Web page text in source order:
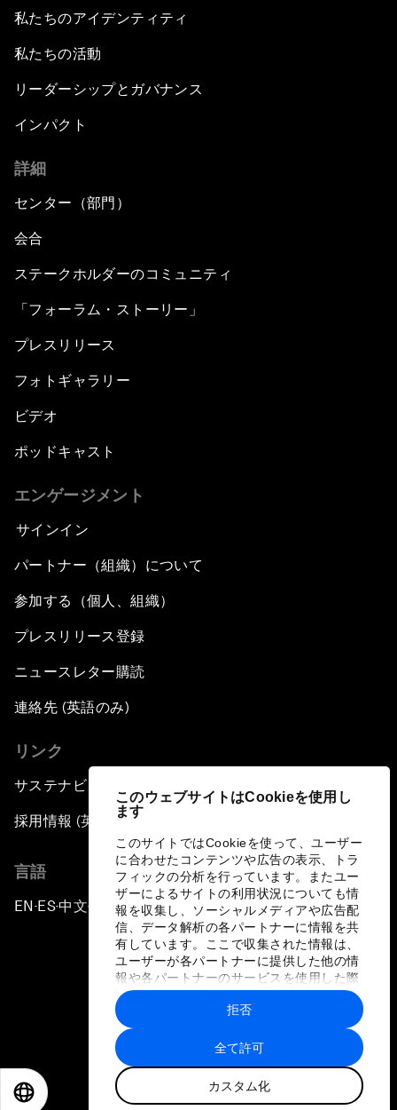
このウェブサイトはCookieを使用し
ます
このサイトではCookieを使って、ユーザー
に合わせたコンテンツや広告の表示、トラ
フィックの分析を行っています。またユー
ザーによるサイトの利用状況についても情
報を収集し、ソーシャルメディアや広告配
信、データ解析の各パートナーに情報を共
有しています。ここで収集された情報は、
ユーザーが各パートナーに提供した他の情
報や各パートナーのサービスを使用した際
に収集された情報と組み合わされ、各パー
トナーによって使用されることがありま
す。
全て許可
カスタム化
拒否
私たちのアイデンティティ
私たちの活動
リーダーシップとガバナンス
インパクト
詳細
センター（部門）
会合
ステークホルダーのコミュニティ
「フォーラム・ストーリー」
プレスリリース
フォトギャラリー
ビデオ
ポッドキャスト
エンゲージメント
サインイン
パートナー（組織）について
参加する（個人、組織）
プレスリリース登録
ニュースレター購読
連絡先 (英語のみ)
リンク
サステナビリティへの取り組み
採用情報 (英語のみ)
言語
EN ▪ES▪中文▪ 日本語
プライバシーポリシーと利用規約
サイトマップ
©
世界経済フォーラム